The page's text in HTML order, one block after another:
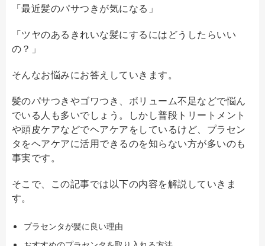
「最近髪のパサつきが気になる」
「ツヤのあるきれいな髪にするにはどうしたらいい
の？」
そんなお悩みにお答えしていきます。
髪のパサつきやゴワつき、ボリューム不足などで悩ん
でいる人も多いでしょう。しかし普段トリートメント
や頭皮ケアなどでヘアケアをしているけど、プラセン
タをヘアケアに活用できるのを知らない方が多いのも
事実です。
そこで、この記事では以下の内容を解説していきま
す。
プラセンタが髪に良い理由